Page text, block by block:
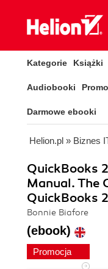
Kategorie Książki
Audiobooki
Darmowe ebooki
Helion.pl » Biznes
QuickBooks
Manual. The
QuickBooks
Bonnie Biafore
(ebook)
Promocja